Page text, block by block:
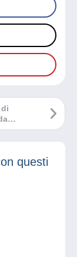
questi